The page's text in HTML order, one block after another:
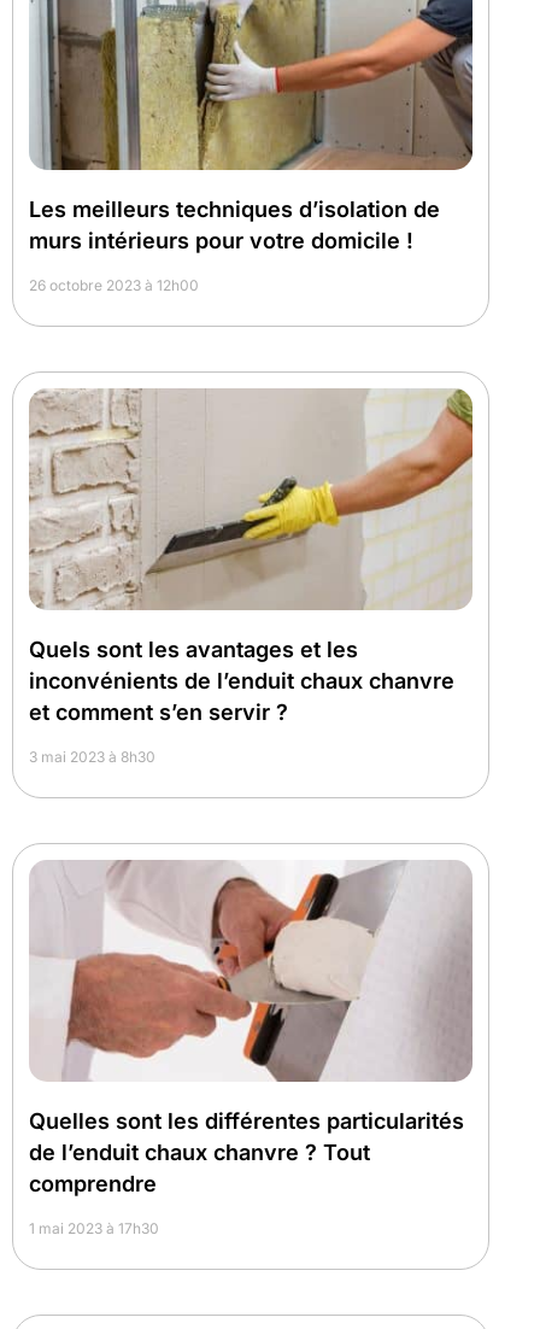
Les meilleurs techniques d’isolation de
murs intérieurs pour votre domicile !
26 octobre 2023 à 12h00
Quels sont les avantages et les
inconvénients de l’enduit chaux chanvre
et comment s’en servir ?
3 mai 2023 à 8h30
Quelles sont les différentes particularités
de l’enduit chaux chanvre ? Tout
comprendre
1 mai 2023 à 17h30